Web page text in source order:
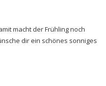
macht der Frühling noch
dir ein schönes sonniges